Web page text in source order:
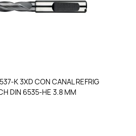
K 3XD CON CANAL REFRIG
DIN 6535-HE 3.8 MM